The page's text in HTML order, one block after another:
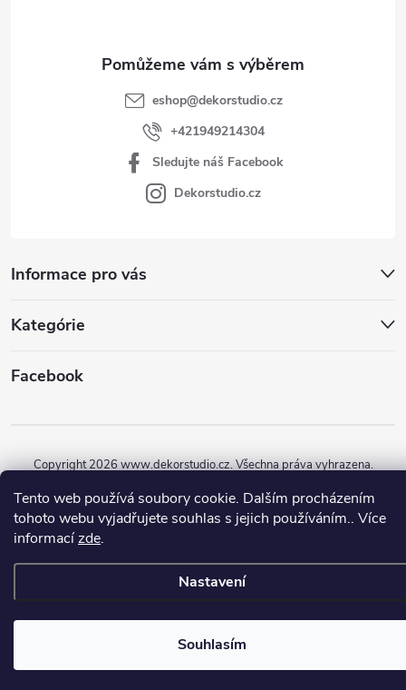
Tento web používá soubory cookie. Dalším procházením
tohoto webu vyjadřujete souhlas s jejich používáním.. Více
informacízde.
Nastavení
Souhlasím
Informace pro vás
Kategórie
Facebook
eshop@dekorstudio.cz
+421949214304
Sledujte náš Facebook
Dekorstudio.cz
Vytvořil Shoptet
Copyright 2026www.dekorstudio.cz. Všechna práva vyhrazena.